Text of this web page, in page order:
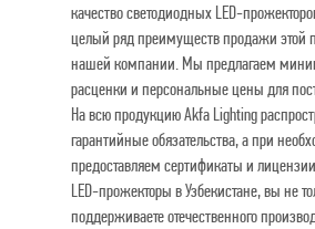
качество светодиодных LED-
целый ряд преимуществ продажи этой
нашей компании. Мы предлагаем
расценки и персональные цены для
На всю продукцию Akfa Lighting
гарантийные обязательства, а при
предоставляем сертификаты и
LED-прожекторы в Узбекистане, вы не
поддерживаете отечественного